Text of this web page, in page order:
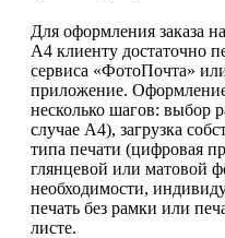
Для оформления заказа
А4 клиенту достаточно
сервиса «ФотоПочта»
приложение. Оформление
несколько шагов: выбор
случае А4), загрузка
типа печати (цифровая
глянцевой или матовой
необходимости,
печать без рамки или
листе.